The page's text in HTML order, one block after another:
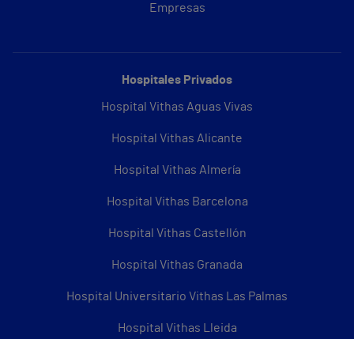
Empresas
Hospitales Privados
Hospital Vithas Aguas Vivas
Hospital Vithas Alicante
Hospital Vithas Almería
Hospital Vithas Barcelona
Hospital Vithas Castellón
Hospital Vithas Granada
Hospital Universitario Vithas Las Palmas
Hospital Vithas Lleida